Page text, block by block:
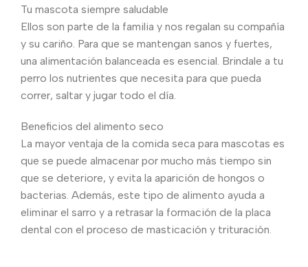
Tu mascota siempre saludable
Ellos son parte de la familia y nos regalan su compañía
y su cariño. Para que se mantengan sanos y fuertes,
una alimentación balanceada es esencial. Brindale a tu
perro los nutrientes que necesita para que pueda
correr, saltar y jugar todo el día.
Beneficios del alimento seco
La mayor ventaja de la comida seca para mascotas es
que se puede almacenar por mucho más tiempo sin
que se deteriore, y evita la aparición de hongos o
bacterias. Además, este tipo de alimento ayuda a
eliminar el sarro y a retrasar la formación de la placa
dental con el proceso de masticación y trituración.